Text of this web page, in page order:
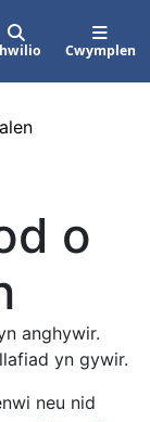
Cwymplen
o
anghywir.
yn gywir.
neu nid